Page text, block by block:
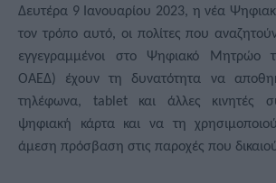
Δευτέρα 9 Ιανουαρίου 2023, η νέα
τον τρόπο αυτό, οι πολίτες που
εγγεγραμμένοι στο Ψηφιακό Μητρώο
ΟΑΕΔ) έχουν τη δυνατότητα να
τηλέφωνα, tabletκαι άλλες κινητές
ψηφιακή κάρτα και να τη
άμεση πρόσβαση στις παροχές που